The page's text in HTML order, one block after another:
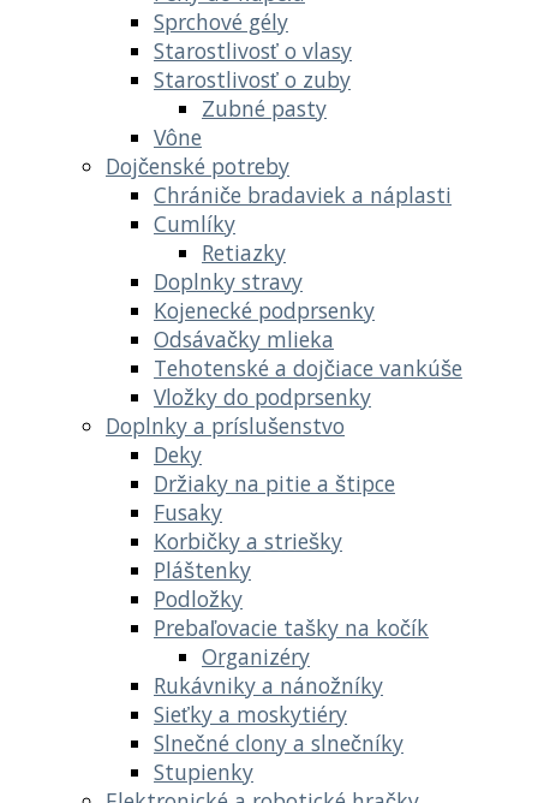
Sprchové gély
Starostlivosť o vlasy
Starostlivosť o zuby
Zubné pasty
Vône
Dojčenské potreby
Chrániče bradaviek a náplasti
Cumlíky
Retiazky
Doplnky stravy
Kojenecké podprsenky
Odsávačky mlieka
Tehotenské a dojčiace vankúše
Vložky do podprsenky
Doplnky a príslušenstvo
Deky
Držiaky na pitie a štipce
Fusaky
Korbičky a striešky
Pláštenky
Podložky
Prebaľovacie tašky na kočík
Organizéry
Rukávniky a nánožníky
Sieťky a moskytiéry
Slnečné clony a slnečníky
Stupienky